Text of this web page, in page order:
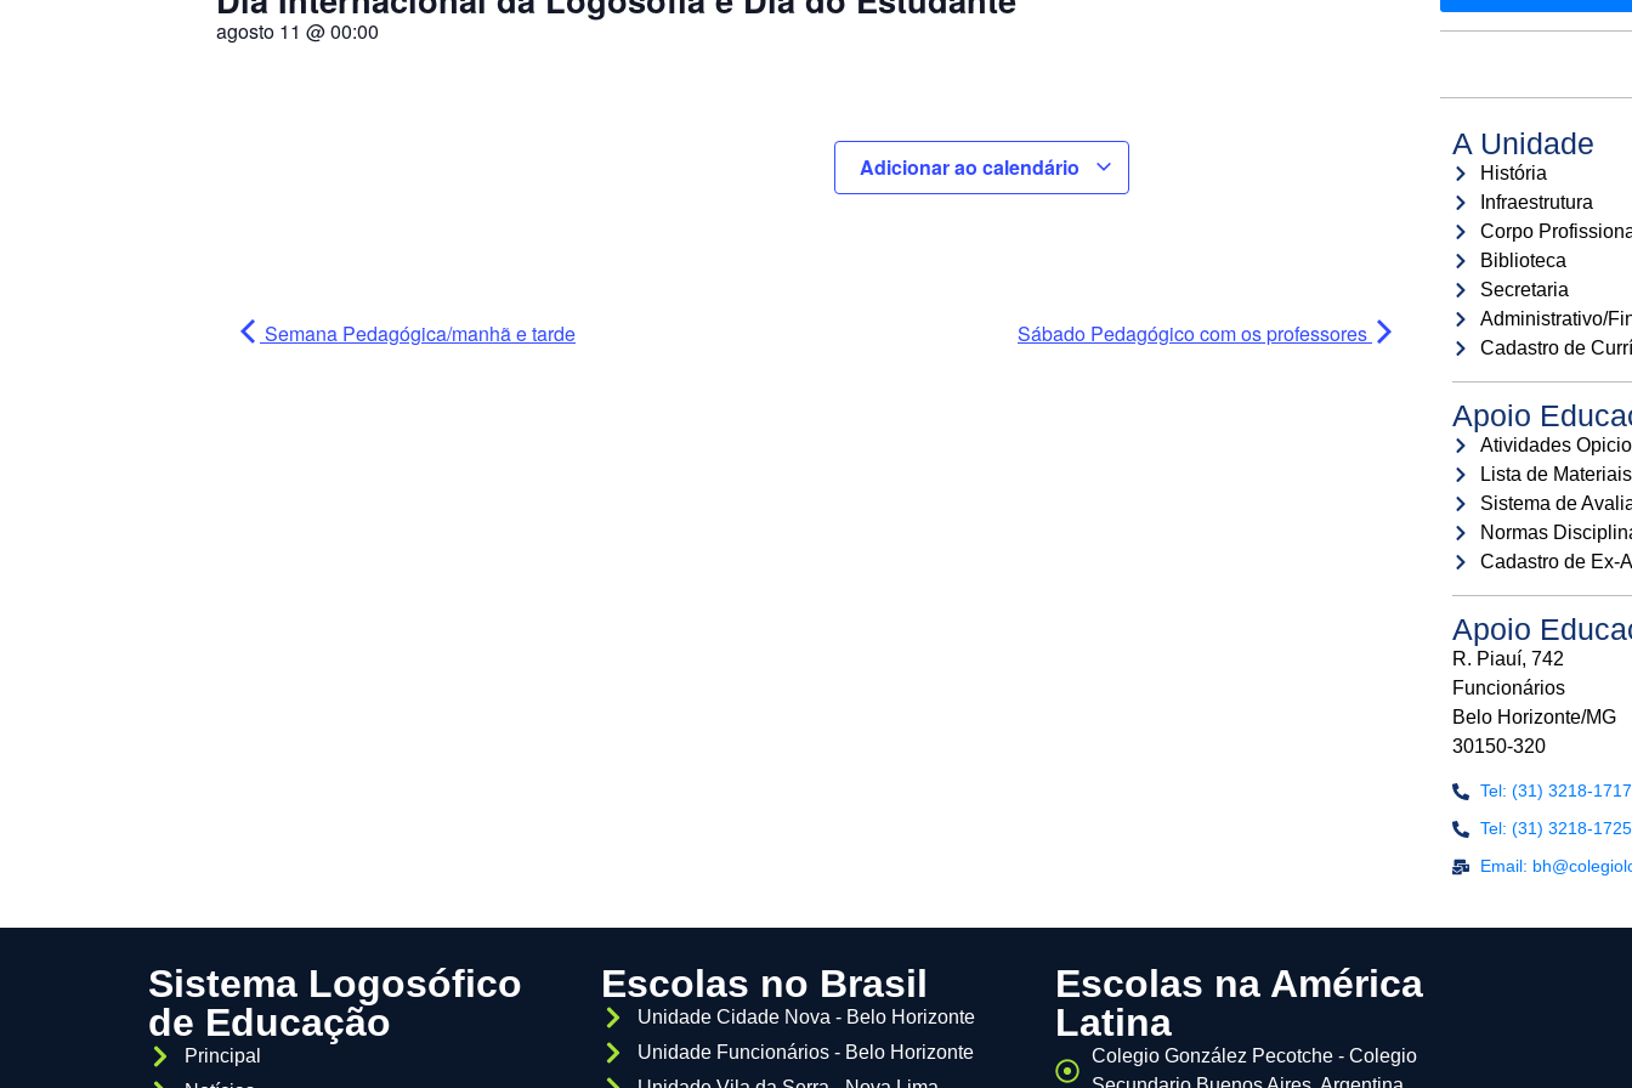
agosto 11 @00:00
Adicionar ao calendário
Semana Pedagógica/manhã e tarde Sábado Pedagógico com os professores
A Unidade
História
Infraestrutura
Corpo
Biblioteca
Secretaria
Administrativo/
Cadastro de
Apoio
Atividades
Lista de
Sistema de
Normas
Cadastro de Ex-
Apoio
R. Piauí, 742
Funcionários
Belo Horizonte/MG
30150-320
Tel: (31) 3218-1717
Tel: (31) 3218-1725
Email:
Sistema Logosófico
de Educação
Principal
Escolas no Brasil
Unidade Cidade Nova - Belo Horizonte
Unidade Funcionários - Belo Horizonte
Escolas na América
Latina
Colegio González Pecotche - Colegio